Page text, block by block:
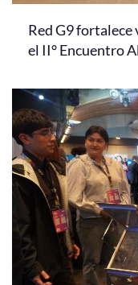
Red G9 fortalece
el II° Encuentro